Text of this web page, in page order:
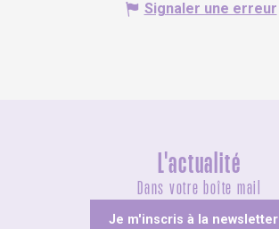
Signaler une erreur
L'actualité
Dans votre boîte mail
Je m'inscris à la newsletter